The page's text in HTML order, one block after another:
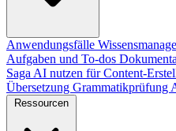
Anwendungsfälle
Aufgaben und To-dos
Saga AI nutzen fürContent-
Übersetzung Grammatikprüfung